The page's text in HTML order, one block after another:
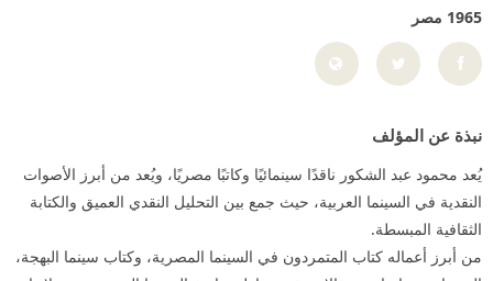
1965 مصر
نبذة عن المؤلف
يُعد محمود عبد الشكور ناقدًا سينمائيًا وكاتبًا مصريًا، ويُعد من أبرز الأصوات
النقدية في السينما العربية، حيث جمع بين التحليل النقدي العميق والكتابة
الثقافية المبسطة.
من أبرز أعماله كتاب المتمردون في السينما المصرية، وكتاب سينما البهجة،